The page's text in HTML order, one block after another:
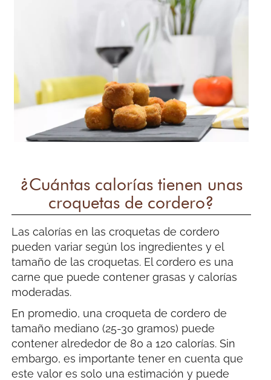
¿Cuántas calorías tienen unas
croquetas de cordero?
Las calorías en las croquetas de cordero
pueden variar según los ingredientes y el
tamaño de las croquetas. El cordero es una
carne que puede contener grasas y calorías
moderadas.
En promedio, una croqueta de cordero de
tamaño mediano (25-30 gramos) puede
contener alrededor de 80 a 120 calorías. Sin
embargo, es importante tener en cuenta que
este valor es solo una estimación y puede